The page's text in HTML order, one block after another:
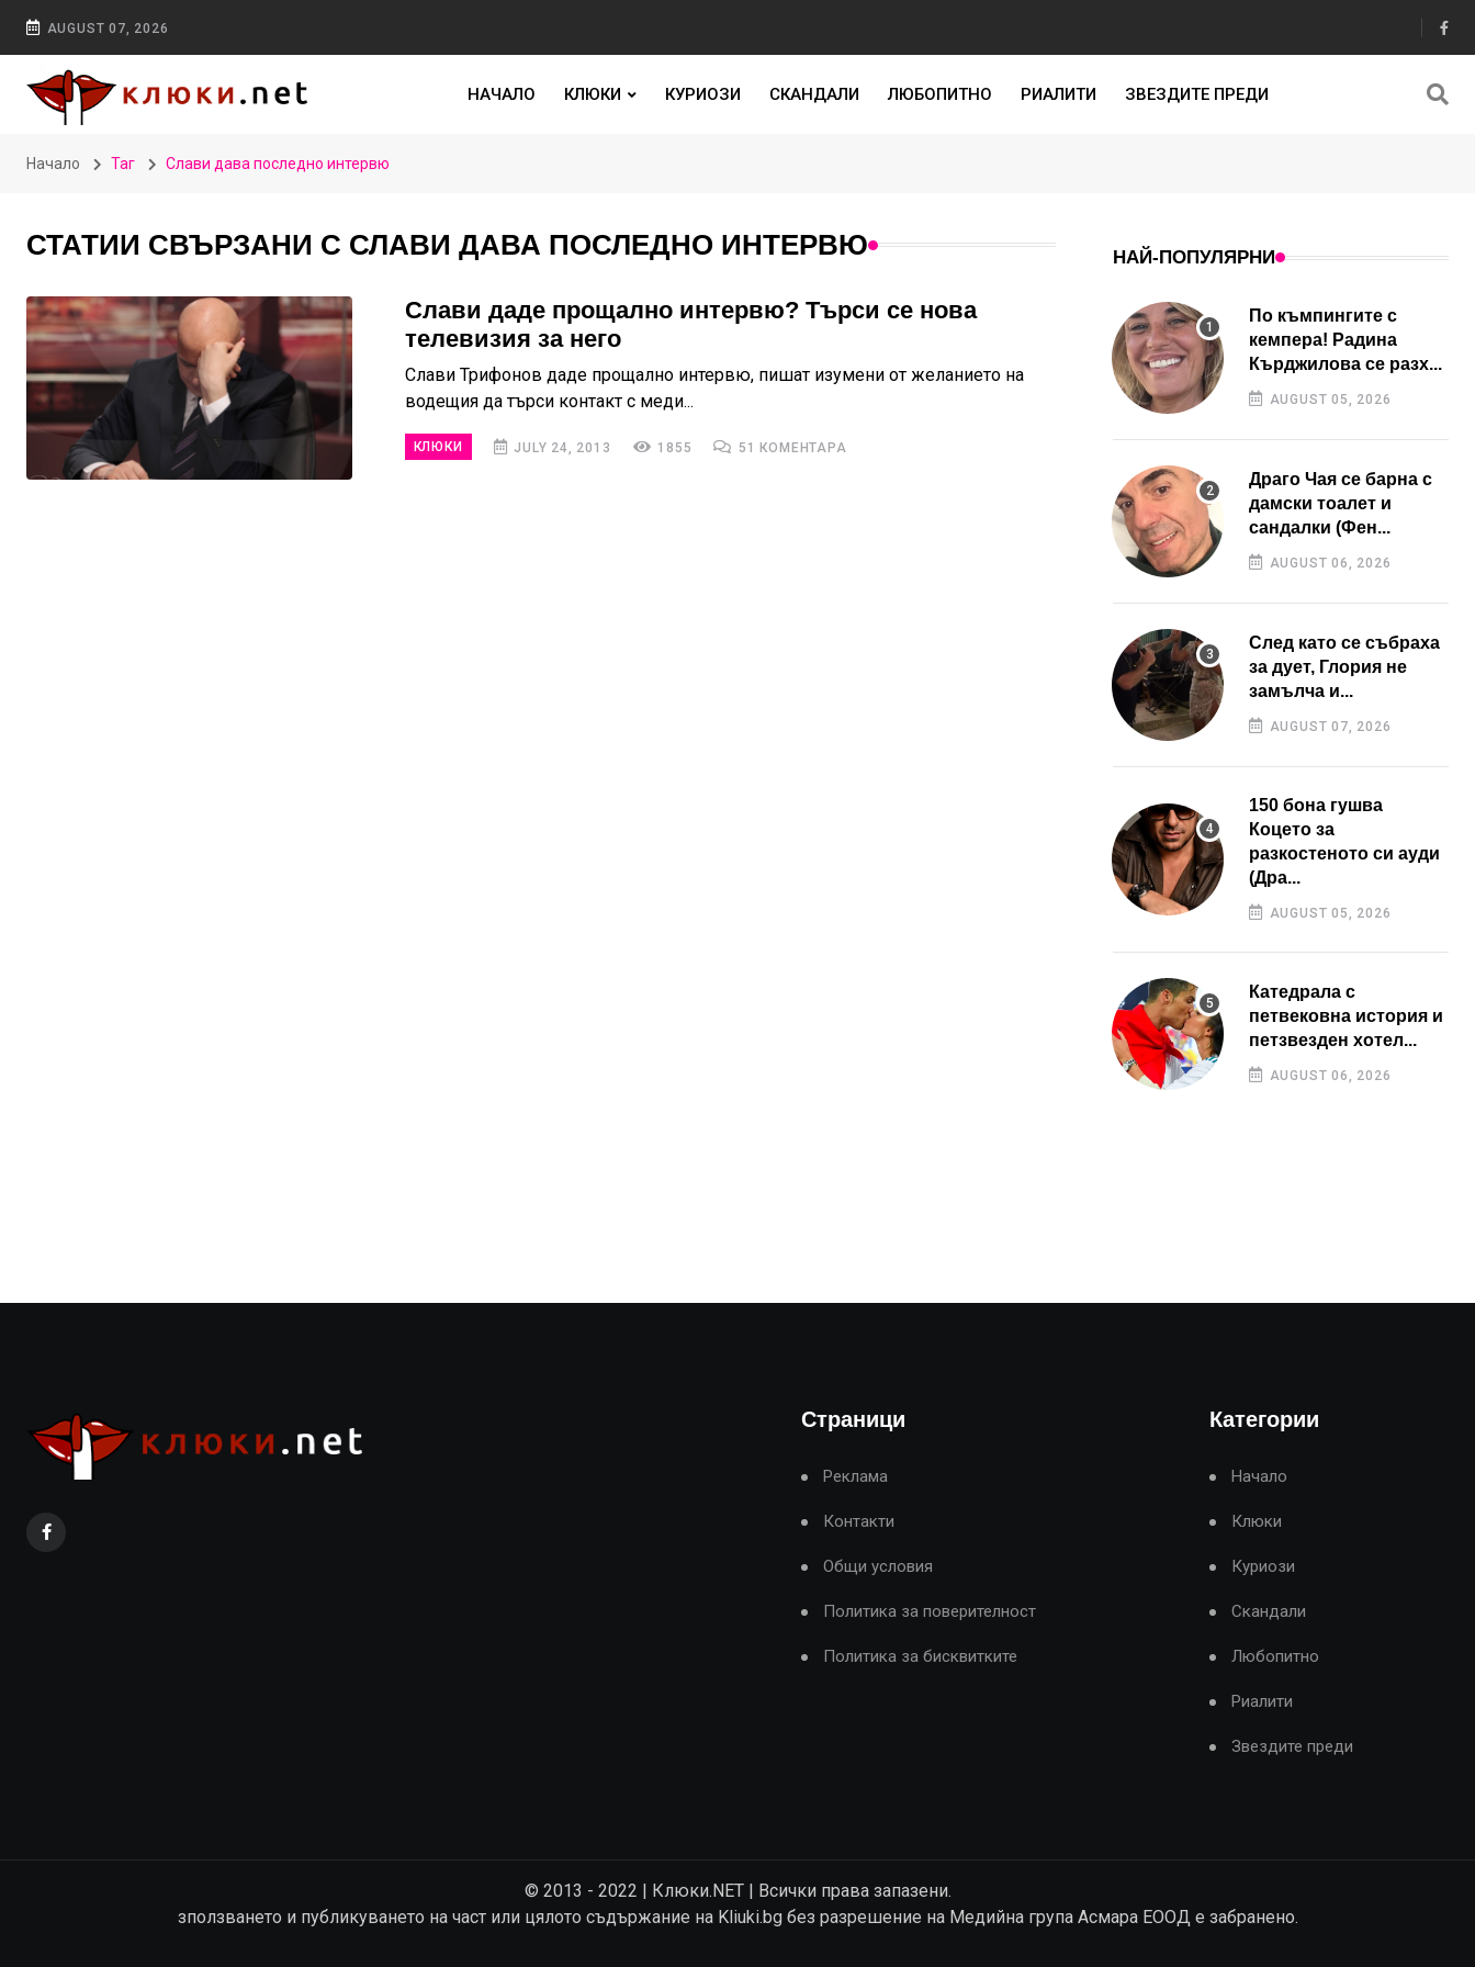
AUGUST 07, 2026
НАЧАЛО КЛЮКИ КУРИОЗИ СКАНДАЛИ ЛЮБОПИТНО РИАЛИТИ ЗВЕЗДИТЕ ПРЕДИ
Начало Таг Слави дава последно интервю
СТАТИИ СВЪРЗАНИ С СЛАВИ ДАВА ПОСЛЕДНО ИНТЕРВЮ
Слави даде прощално интервю? Търси се нова
телевизия за него
Слави Трифонов даде прощално интервю, пишат изумени от желанието на
водещия да търси контакт с меди...
КЛЮКИ JULY 24, 2013 1855 51 КОМЕНТАРА
НАЙ-ПОПУЛЯРНИ
По къмпингите с
кемпера! Радина
Кърджилова се разх...
AUGUST 05, 2026
Драго Чая се барна с
дамски тоалет и
сандалки (Фен...
AUGUST 06, 2026
След като се събраха
за дует, Глория не
замълча и...
AUGUST 07, 2026
150 бона гушва
Коцето за
разкостеното си ауди
(Дра...
AUGUST 05, 2026
Катедрала с
петвековна история и
петзвезден хотел...
AUGUST 06, 2026
Страници
Реклама
Контакти
Общи условия
Политика за поверителност
Политика за бисквитките
Категории
Начало
Клюки
Куриози
Скандали
Любопитно
Риалити
Звездите преди
© 2013 - 2022 | Клюки.NET | Всички права запазени.
зползването и публикуването на част или цялото съдържание на Kliuki.bg без разрешение на Медийна група Асмара ЕООД е забранено.